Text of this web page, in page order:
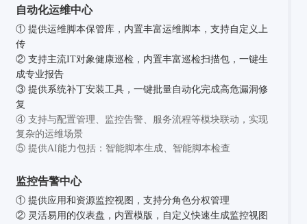
自动化运维中心
① 提供运维脚本保管库，内置丰富运维脚本，支持自定义上
传
② 支持主流IT对象健康巡检，内置丰富巡检扫描包，一键生
成专业报告
③ 提供系统补丁安装工具，一键批量自动化完成高危漏洞修
复
④ 支持与配置管理、监控告警、服务流程等模块联动，实现
复杂的运维场景
⑤ 提供AI能力包括：智能脚本生成、智能脚本检查
监控告警中心
① 提供应用和资源监控视图，支持分角色分权管理
② 灵活易用的仪表盘，内置模版，自定义快速生成监控视图